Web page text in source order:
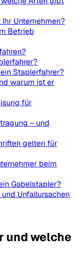
Unternehmen?
Betrieb
Staplerfahrer?
warum ist er
für
– und
gelten für
beim
Gabelstapler?
Unfallursachen
und welche